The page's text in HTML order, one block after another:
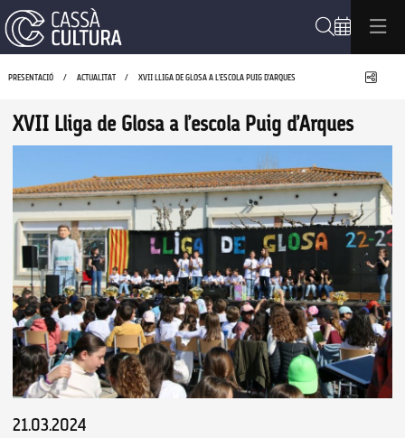
PRESENTACIÓ ACTUALITAT XVII LLIGA DE GLOSA A L’ESCOLA PUIG D’ARQUES
XVII Lliga de Glosa a l’escola Puig d’Arques
21.03.2024